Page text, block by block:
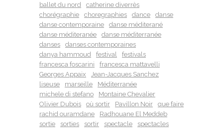
ballet du nord
catherine diverrès
chorégraphie
choregraphies dance
danse
danse contemporaine
danse méditerané
danse méditeranée
danse méditerranée
danses
danses contemporaines
danya hammoud
festival
festivals
francesca foscarini
francesca mattavelli
Georges Appaix
Jean-Jacques Sanchez
liseuse
marseille
Méditerranée
michele di stefano
Montaine Chevalier
Olivier Dubois
où sortir Pavillon Noir
que faire
rachid ouramdane
Radhouane El Meddeb
sortie
sorties sortir spectacle spectacles